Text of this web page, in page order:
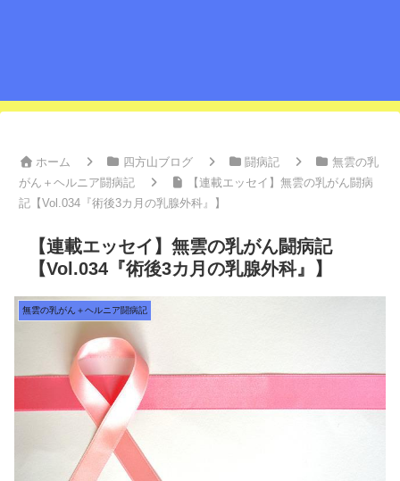
ホーム 四方山ブログ 闘病記
無雲の乳
がん＋ヘルニア闘病記
【連載エッセイ】無雲の乳がん闘病
記【Vol.034『術後3カ月の乳腺外科』】
【連載エッセイ】無雲の乳がん闘病記
【Vol.034『術後3カ月の乳腺外科』】
無雲の乳がん＋ヘルニア闘病記